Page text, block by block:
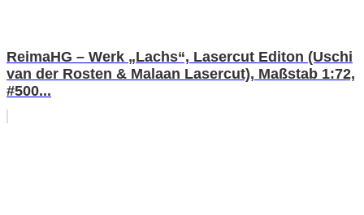
ReimaHG – Werk „Lachs“, Lasercut Editon (Uschi
van der Rosten & Malaan Lasercut), Maßstab 1:72,
#500...